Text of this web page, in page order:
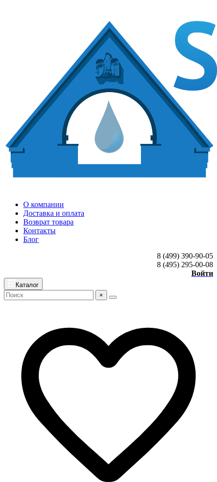
О компании
Доставка и оплата
Возврат товара
Контакты
Блог
8 (499) 390-90-05
8 (495) 295-00-08
Войти
Каталог
×